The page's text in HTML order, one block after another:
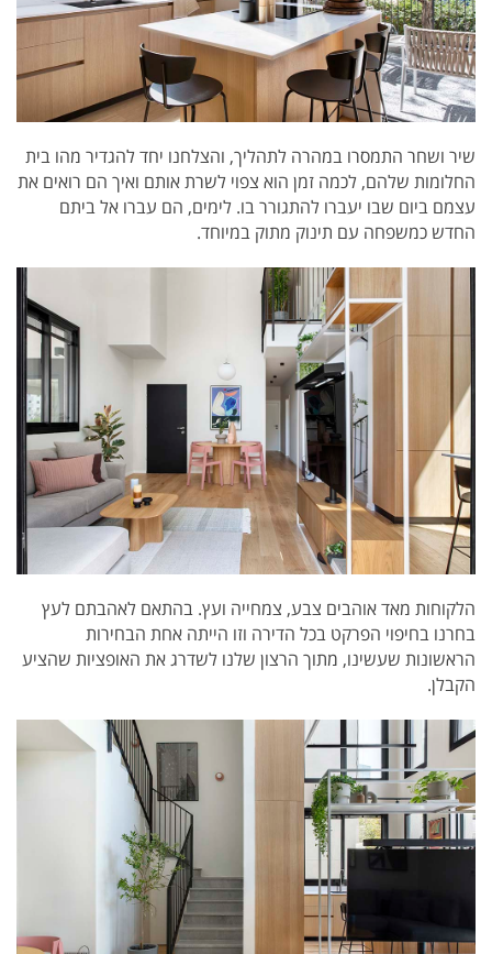
שיר ושחר התמסרו במהרה לתהליך, והצלחנו יחד להגדיר מהו בית
החלומות שלהם, לכמה זמן הוא צפוי לשרת אותם ואיך הם רואים את
עצמם ביום שבו יעברו להתגורר בו. לימים, הם עברו אל ביתם
החדש כמשפחה עם תינוק מתוק במיוחד.
הלקוחות מאד אוהבים צבע, צמחייה ועץ. בהתאם לאהבתם לעץ
בחרנו בחיפוי הפרקט בכל הדירה וזו הייתה אחת הבחירות
הראשונות שעשינו, מתוך הרצון שלנו לשדרג את האופציות שהציע
הקבלן.